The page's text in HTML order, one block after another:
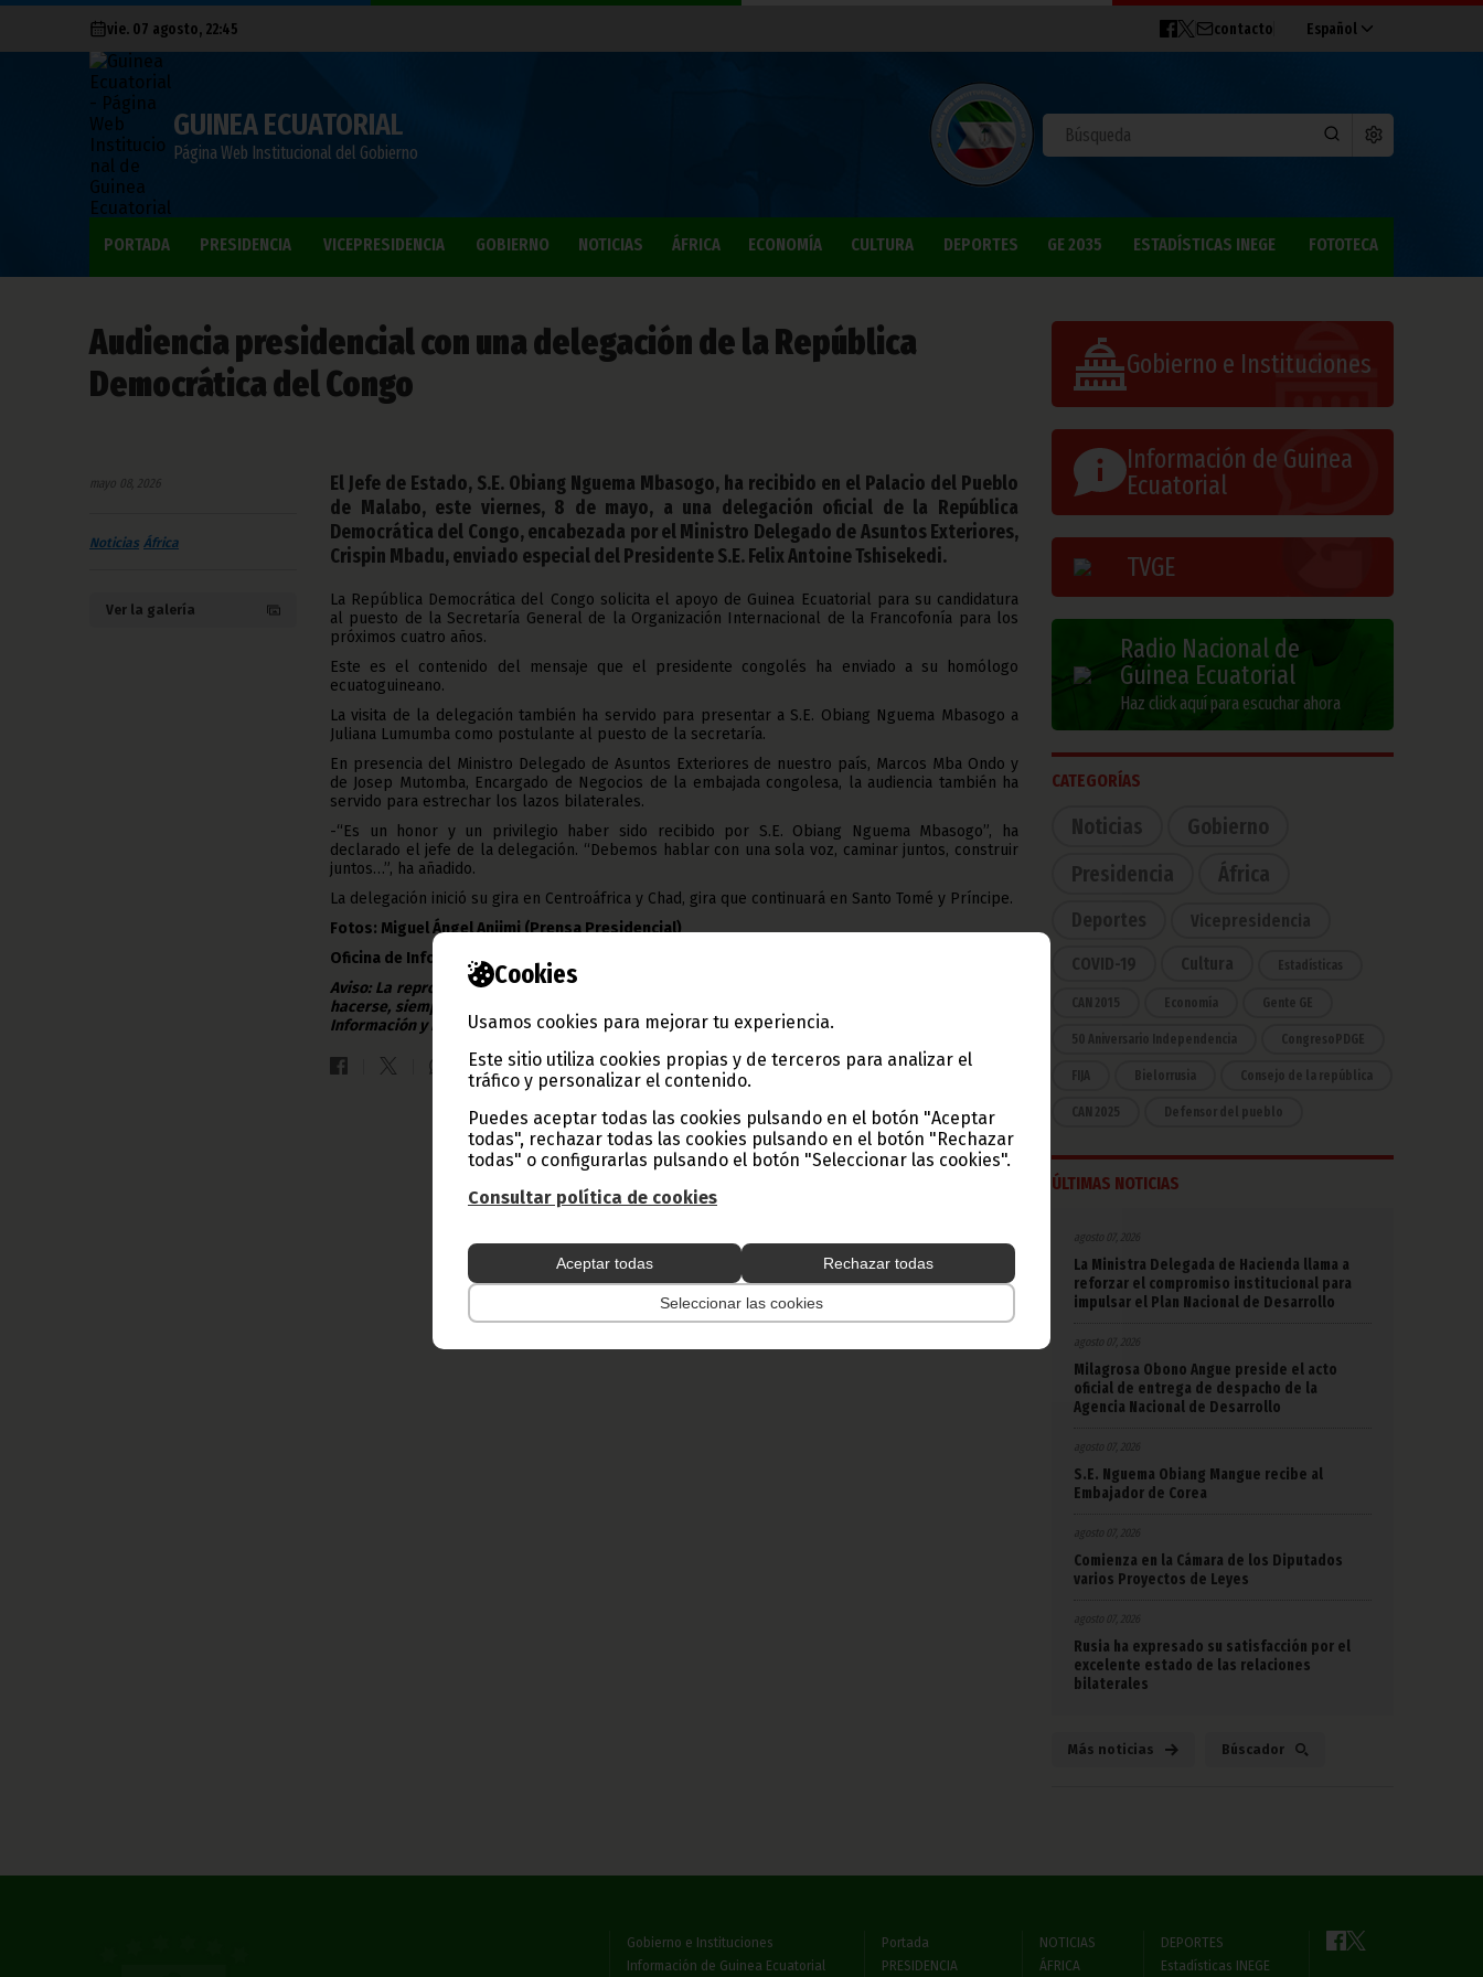
Cookies
Usamos cookies para mejorar tu experiencia.
Este sitio utiliza cookies propias y de terceros para analizar el
tráfico y personalizar el contenido.
Puedes aceptar todas las cookies pulsando en el botón "Aceptar
todas", rechazar todas las cookies pulsando en el botón "Rechazar
todas" o configurarlas pulsando el botón "Seleccionar las cookies".
Consultar política de cookies
Aceptar todas Rechazar todas
Seleccionar las cookies
vie. 07 agosto, 22:45 contacto Español
GUINEA ECUATORIAL
Página Web Institucional del Gobierno
PORTADA PRESIDENCIA VICEPRESIDENCIA GOBIERNO NOTICIAS ÁFRICA ECONOMÍA CULTURA DEPORTES GE 2035 ESTADÍSTICAS INEGE FOTOTECA
Audiencia presidencial con una delegación de la República
Democrática del Congo
mayo 08, 2026
Noticias África
Ver la galería
El Jefe de Estado, S.E. Obiang Nguema Mbasogo, ha recibido en el Palacio del Pueblo
de Malabo, este viernes, 8 de mayo, a una delegación oficial de la República
Democrática del Congo, encabezada por el Ministro Delegado de Asuntos Exteriores,
Crispin Mbadu, enviado especial del Presidente S.E. Felix Antoine Tshisekedi.
La República Democrática del Congo solicita el apoyo de Guinea Ecuatorial para su candidatura
al puesto de la Secretaría General de la Organización Internacional de la Francofonía para los
próximos cuatro años.
Este es el contenido del mensaje que el presidente congolés ha enviado a su homólogo
ecuatoguineano.
La visita de la delegación también ha servido para presentar a S.E. Obiang Nguema Mbasogo a
Juliana Lumumba como postulante al puesto de la secretaría.
En presencia del Ministro Delegado de Asuntos Exteriores de nuestro país, Marcos Mba Ondo y
de Josep Mutomba, Encargado de Negocios de la embajada congolesa, la audiencia también ha
servido para estrechar los lazos bilaterales.
-“Es un honor y un privilegio haber sido recibido por S.E. Obiang Nguema Mbasogo”, ha
declarado el jefe de la delegación. “Debemos hablar con una sola voz, caminar juntos, construir
juntos…”, ha añadido.
La delegación inició su gira en Centroáfrica y Chad, gira que continuará en Santo Tomé y Príncipe.
Fotos: Miguel Ángel Anjimi (Prensa Presidencial)
Oficina de Información y Prensa de Guinea Ecuatorial
Aviso: La reproducción total o parcial de este artículo o de las imágenes que lo acompañen debe
hacerse, siempre y en todo lugar, con la mención de la fuente de origen de la misma (Oficina de
Información y Prensa de Guinea Ecuatorial).
Gobierno e Instituciones
Información de Guinea
Ecuatorial
TVGE
Radio Nacional de
Guinea Ecuatorial
Haz click aquí para escuchar ahora
CATEGORÍAS
Noticias
Gobierno
Presidencia
África
Deportes Vicepresidencia
COVID-19 Cultura Estadísticas
CAN 2015 Economía Gente GE
50 Aniversario Independencia CongresoPDGE
FIJA Bielorrusia Consejo de la república
CAN 2025 Defensor del pueblo
ÚLTIMAS NOTICIAS
agosto 07, 2026
La Ministra Delegada de Hacienda llama a
reforzar el compromiso institucional para
impulsar el Plan Nacional de Desarrollo
agosto 07, 2026
Milagrosa Obono Angue preside el acto
oficial de entrega de despacho de la
Agencia Nacional de Desarrollo
agosto 07, 2026
S.E. Nguema Obiang Mangue recibe al
Embajador de Corea
agosto 07, 2026
Comienza en la Cámara de los Diputados
varios Proyectos de Leyes
agosto 07, 2026
Rusia ha expresado su satisfacción por el
excelente estado de las relaciones
bilaterales
Más noticias Búscador
Gobierno e Instituciones
Información de Guinea Ecuatorial
Portada
PRESIDENCIA
NOTICIAS
ÁFRICA
DEPORTES
Estadísticas INEGE